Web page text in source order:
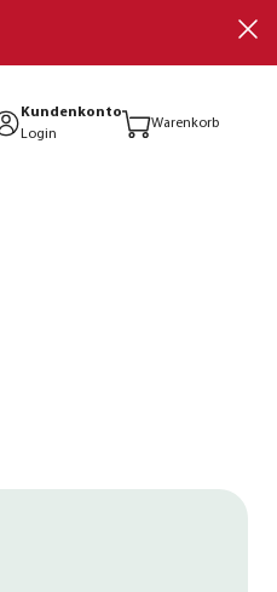
Kundenkonto
Login
Warenkorb